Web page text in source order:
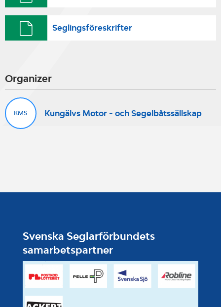
Seglingsföreskrifter
Organizer
KMS Kungälvs Motor - och Segelbåtssällskap
Svenska Seglarförbundets
samarbetspartner